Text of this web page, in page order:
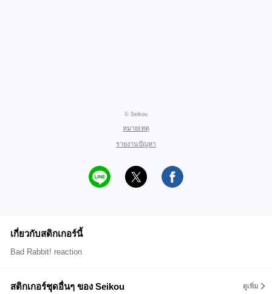
© Seikou
หมายเหตุ
รายงานปัญหา
เกี่ยวกับสติกเกอร์นี้
Bad Rabbit! reaction
สติกเกอร์ชุดอื่นๆ ของ Seikou ดูเพิ่ม